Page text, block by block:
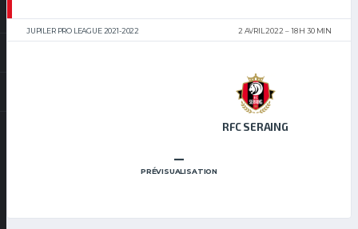
JUPILER PRO LEAGUE 2021-2022 2 AVRIL 2022 18 H 30 MIN
RFC SERAING
–
PRÉVISUALISATION